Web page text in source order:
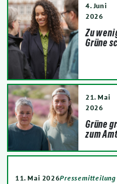
4. Juni
2026
Zu
Grüne
21. Mai
2026
Grüne
zum
11. Mai 2026